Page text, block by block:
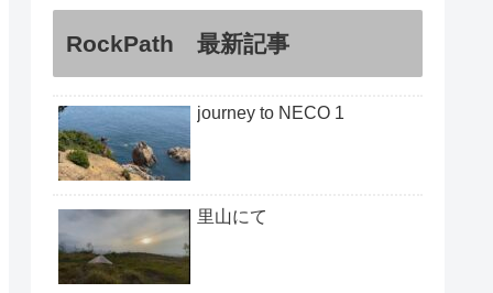
RockPath 最新記事
journey to NECO 1
里山にて